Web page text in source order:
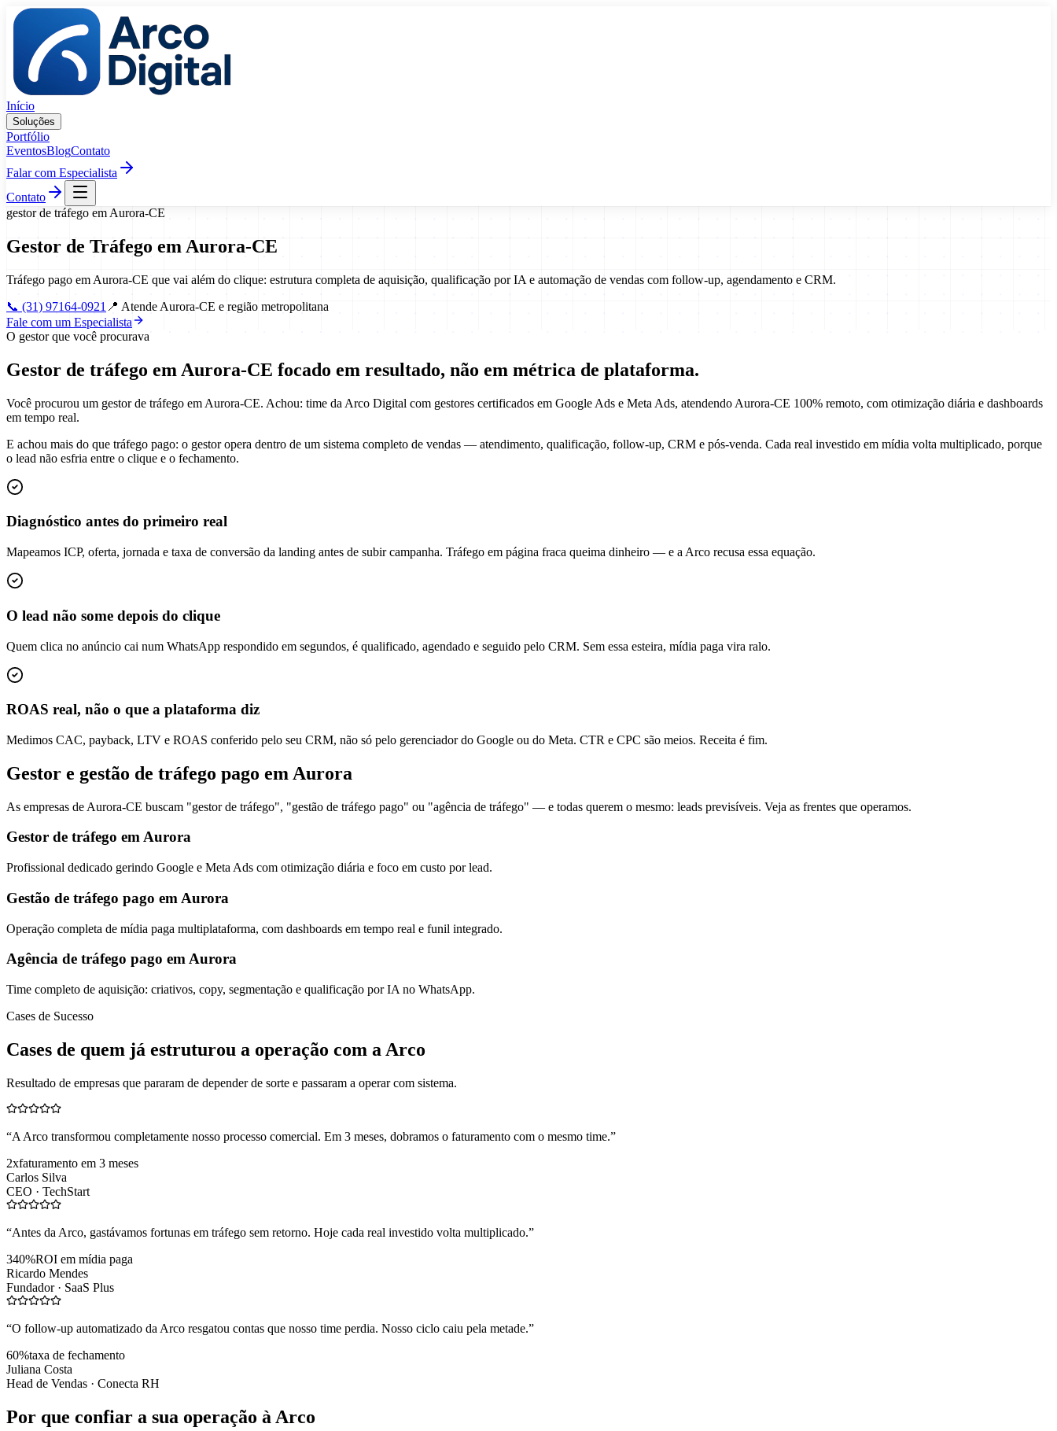
Pular para o conteúdo
Início
Soluções
Portfólio
EventosBlogContato
Falar com Especialista
Contato
gestor de tráfego em Aurora-CE
Gestor de Tráfego em Aurora-CE
Tráfego pago em Aurora-CE que vai além do clique: estrutura completa de aquisição, qualificação por IA e automação de vendas com follow-up, agendamento e CRM.
📞 (31) 97164-0921 📍 Atende Aurora-CE e região metropolitana
Fale com um Especialista
O gestor que você procurava
Gestor de tráfego em Aurora-CE focado em resultado, não em métrica de plataforma.
Você procurou um gestor de tráfego em Aurora-CE. Achou: time da Arco Digital com gestores certificados em Google Ads e Meta Ads, atendendo Aurora-CE 100% remoto, com otimização diária e dashboards
em tempo real.
E achou mais do que tráfego pago: o gestor opera dentro de um sistema completo de vendas — atendimento, qualificação, follow-up, CRM e pós-venda. Cada real investido em mídia volta multiplicado, porque
o lead não esfria entre o clique e o fechamento.
Diagnóstico antes do primeiro real
Mapeamos ICP, oferta, jornada e taxa de conversão da landing antes de subir campanha. Tráfego em página fraca queima dinheiro — e a Arco recusa essa equação.
O lead não some depois do clique
Quem clica no anúncio cai num WhatsApp respondido em segundos, é qualificado, agendado e seguido pelo CRM. Sem essa esteira, mídia paga vira ralo.
ROAS real, não o que a plataforma diz
Medimos CAC, payback, LTV e ROAS conferido pelo seu CRM, não só pelo gerenciador do Google ou do Meta. CTR e CPC são meios. Receita é fim.
Gestor e gestão de tráfego pago em Aurora
As empresas de Aurora-CE buscam "gestor de tráfego", "gestão de tráfego pago" ou "agência de tráfego" — e todas querem o mesmo: leads previsíveis. Veja as frentes que operamos.
Gestor de tráfego em Aurora
Profissional dedicado gerindo Google e Meta Ads com otimização diária e foco em custo por lead.
Gestão de tráfego pago em Aurora
Operação completa de mídia paga multiplataforma, com dashboards em tempo real e funil integrado.
Agência de tráfego pago em Aurora
Time completo de aquisição: criativos, copy, segmentação e qualificação por IA no WhatsApp.
Cases de Sucesso
Cases de quem já estruturou a operação com a Arco
Resultado de empresas que pararam de depender de sorte e passaram a operar com sistema.
“A Arco transformou completamente nosso processo comercial. Em 3 meses, dobramos o faturamento com o mesmo time.”
2xfaturamento em 3 meses
Carlos Silva
CEO · TechStart
“Antes da Arco, gastávamos fortunas em tráfego sem retorno. Hoje cada real investido volta multiplicado.”
340%ROI em mídia paga
Ricardo Mendes
Fundador · SaaS Plus
“O follow-up automatizado da Arco resgatou contas que nosso time perdia. Nosso ciclo caiu pela metade.”
60%taxa de fechamento
Juliana Costa
Head de Vendas · Conecta RH
Por que confiar a sua operação à Arco